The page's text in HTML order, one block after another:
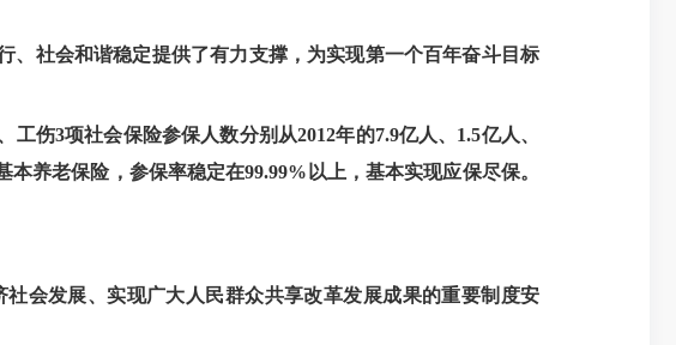
、社会和谐稳定提供了有力支撑，为实现第一个百年奋斗目标
伤3项社会保险参保人数分别从2012年的7.9亿人、1.5亿人、
养老保险，参保率稳定在99.99%以上，基本实现应保尽保。
会发展、实现广大人民群众共享改革发展成果的重要制度安